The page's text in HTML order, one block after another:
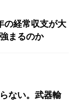
の経常収支が大
まるのか
ない。武器輸